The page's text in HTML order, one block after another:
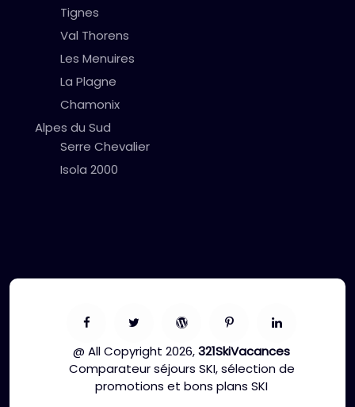
Tignes
Val Thorens
Les Menuires
La Plagne
Chamonix
Alpes du Sud
Serre Chevalier
Isola 2000
@ All Copyright 2026,321SkiVacances
Comparateur séjours SKI, sélection de
promotions et bons plans SKI